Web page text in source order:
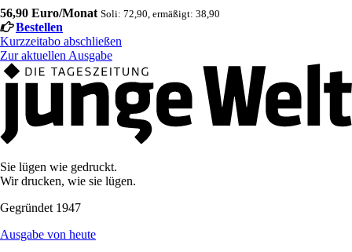
56,90 Euro/Monat Soli: 72,90, ermäßigt: 38,90
Bestellen
Kurzzeitabo abschließen
Zur aktuellen Ausgabe
Sie lügen wie gedruckt.
Wir drucken, wie sie lügen.
Gegründet 1947
Ausgabe von heute